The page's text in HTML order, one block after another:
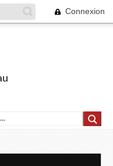
Connexion